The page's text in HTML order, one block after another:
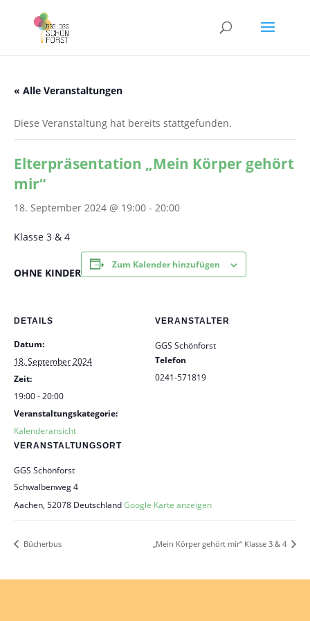
« Alle Veranstaltungen
Diese Veranstaltung hat bereits stattgefunden.
Elterpräsentation „Mein Körper gehört
mir“
18. September 2024 @ 19:00 - 20:00
Klasse 3 & 4
OHNE KINDER
Zum Kalender hinzufügen
DETAILS
Datum:
18. September 2024
Zeit:
19:00 - 20:00
Veranstaltungskategorie:
Kalenderansicht
VERANSTALTUNGSORT
GGS Schönforst
Schwalbenweg 4
Aachen, 52078 DeutschlandGoogle Karte anzeigen
VERANSTALTER
GGS Schönforst
Telefon
0241-571819
Bücherbus „Mein Körper gehört mir“ Klasse 3 & 4